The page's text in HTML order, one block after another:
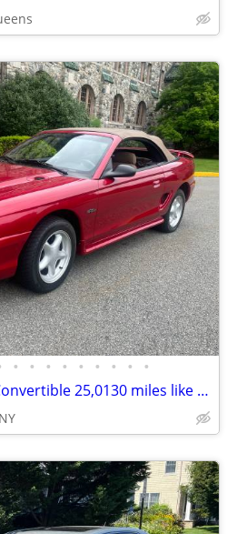
• • • • • • • • •
1996 Ford Mustang GT Convertible 25,0130 miles like new